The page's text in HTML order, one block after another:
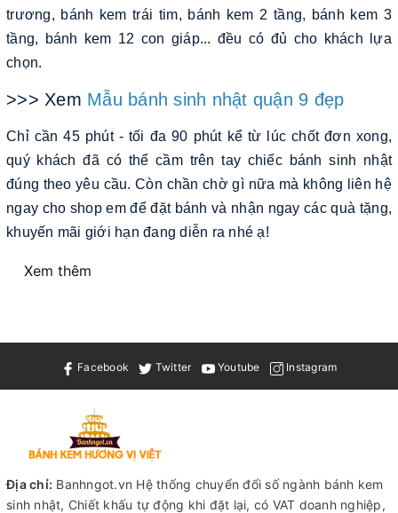
trương, bánh kem trái tim, bánh kem 2 tầng, bánh kem 3
tầng, bánh kem 12 con giáp... đều có đủ cho khách lựa
chọn.
>>> Xem Mẫu bánh sinh nhật quận 9 đẹp
Chỉ cần 45 phút - tối đa 90 phút kể từ lúc chốt đơn xong,
quý khách đã có thể cầm trên tay chiếc bánh sinh nhật
đúng theo yêu cầu. Còn chần chờ gì nữa mà không liên hệ
ngay cho shop em để đặt bánh và nhận ngay các quà tặng,
khuyến mãi giới hạn đang diễn ra nhé ạ!
Xem thêm
Facebook Twitter Youtube Instagram
Địa chỉ: Banhngot.vn Hệ thống chuyển đổi số ngành bánh kem
sinh nhật, Chiết khấu tự động khi đặt lại, có VAT doanh nghiệp,